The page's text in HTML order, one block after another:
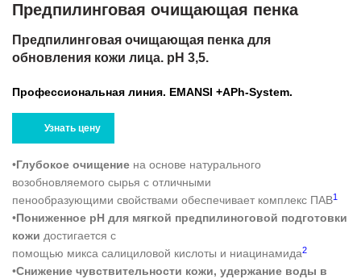
Предпилинговая очищающая пенка
Предпилинговая очищающая пенка для
обновления кожи лица. рН 3,5.
Профессиональная линия. EMANSI +APh-System.
Узнать цену
•Глубокое очищение на основе натурального
возобновляемого сырья с отличными
пенообразующими свойствами обеспечивает комплекс ПАВ1
•Пониженное рН для мягкой предпилиноговой подготовки
кожи достигается с
помощью микса салициловой кислоты и ниацинамида2
•Снижение чувствительности кожи, удержание воды в